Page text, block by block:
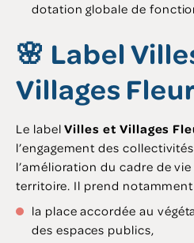
dotation globale de
🌸 Label
Villages
Le labelVilles et Villages
l’engagement des
l’amélioration du cadre de
territoire. Il prend
la place accordée au
des espaces publics,